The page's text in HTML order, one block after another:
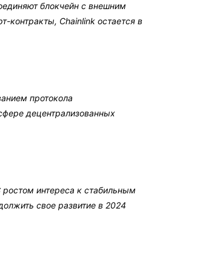
блокчейн с внешним
Chainlink остается в
протокола
децентрализованных
интереса к стабильным
свое развитие в 2024